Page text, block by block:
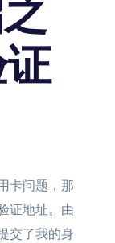
卡问题，那
证地址。由
交了我的身